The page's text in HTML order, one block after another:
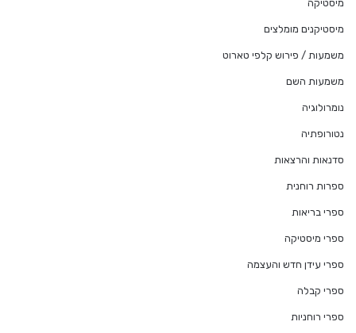
מיסטיקה
מיסטיקנים מומלצים
משמעות / פירוש קלפי טארוט
משמעות השם
נומרולוגיה
נטורופתיה
סדנאות והרצאות
ספרות רוחנית
ספרי בריאות
ספרי מיסטיקה
ספרי עידן חדש והעצמה
ספרי קבלה
ספרי רוחניות